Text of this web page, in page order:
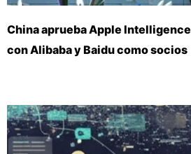
China aprueba Apple Intelligence
con Alibaba y Baidu como socios